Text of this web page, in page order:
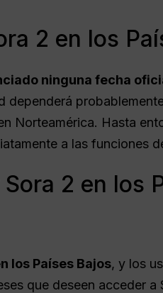
2 en los
ninguna fecha
Norteamérica. Hasta
a las funciones
2 en los
los Países Bajos, y los
que deseen acceder a